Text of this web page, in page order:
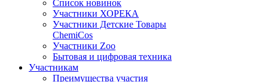
Список новинок
Участники ХОРЕКА
Участники Детские Товары
ChemiCos
Участники Zoo
Бытовая и цифровая техника
Участникам
Преимущества участия